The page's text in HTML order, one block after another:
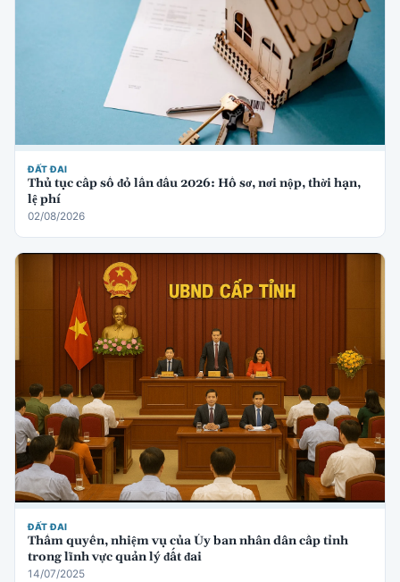
ĐẤT ĐAI
Thủ tục cấp sổ đỏ lần đầu 2026: Hồ sơ, nơi nộp, thời hạn,
lệ phí
02/08/2026
ĐẤT ĐAI
Thẩm quyền, nhiệm vụ của Ủy ban nhân dân cấp tỉnh
trong lĩnh vực quản lý đất đai
14/07/2025